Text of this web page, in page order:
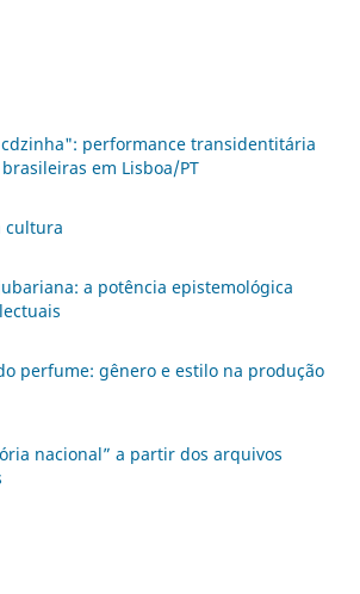
performance transidentitária
em Lisboa/PT
cultura
a potência epistemológica
perfume: gênero e estilo na produção
nacional” a partir dos arquivos